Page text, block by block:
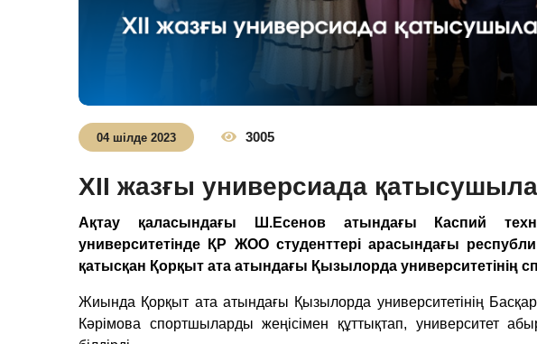
04 шілде 2023 3005
ХІІ жазғы универсиада
Ақтау қаласындағы Ш.Есенов атындағы Каспий
университетінде ҚР ЖОО студенттері арасындағы
қатысқан Қорқыт ата атындағы Қызылорда университетінің
Жиында Қорқыт ата атындағы Қызылорда университетінің
Кәрімова спортшыларды жеңісімен құттықтап, университет